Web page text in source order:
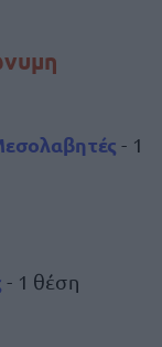
- 1
- 1 θέση